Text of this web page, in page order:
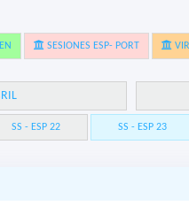
SESIONES ESP- PORT
SS - ESP 22 SS - ESP 23